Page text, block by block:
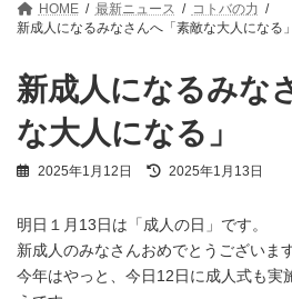
HOME 最新ニュース
コトバの力
新成人になるみなさんへ「素敵な大人になる」
新成人になるみな
な大人になる」
2025年1月12日
最
新
日
:
2025年1月13日
明日１月13日は「成人の日」です。
新成人のみなさんおめでとうございます
今年はやっと、今日12日に成人式も実